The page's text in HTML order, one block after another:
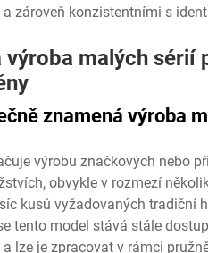
zároveň konzistentními s
malých sérií
znamená výroba
výrobu značkových nebo
obvykle v rozmezí
kusů vyžadovaných tradiční
tento model stává stále
lze je zpracovat v rámci